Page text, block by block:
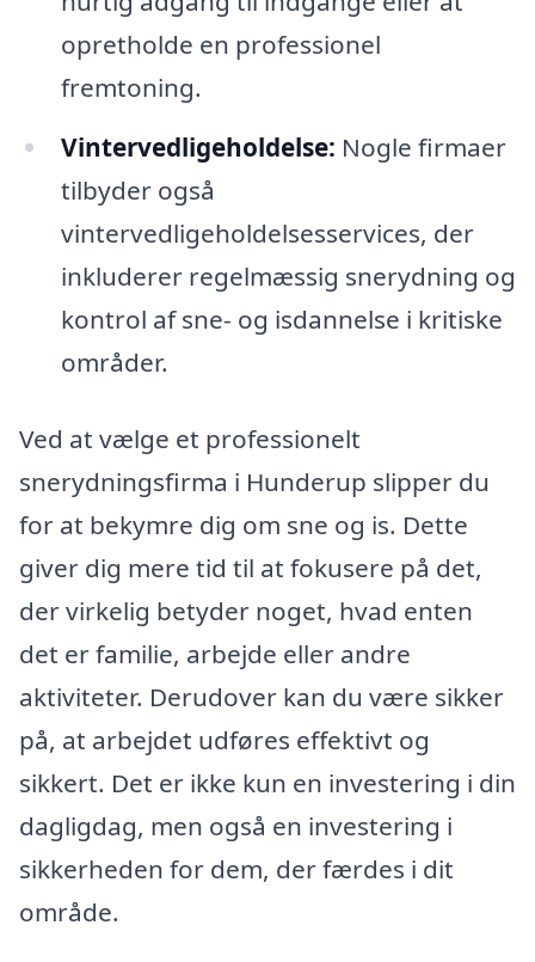
opretholde en professionel
fremtoning.
Vintervedligeholdelse: Nogle firmaer
tilbyder også
vintervedligeholdelsesservices, der
inkluderer regelmæssig snerydning og
kontrol af sne- og isdannelse i kritiske
områder.
Ved at vælge et professionelt
snerydningsfirma i Hunderup slipper du
for at bekymre dig om sne og is. Dette
giver dig mere tid til at fokusere på det,
der virkelig betyder noget, hvad enten
det er familie, arbejde eller andre
aktiviteter. Derudover kan du være sikker
på, at arbejdet udføres effektivt og
sikkert. Det er ikke kun en investering i din
dagligdag, men også en investering i
sikkerheden for dem, der færdes i dit
område.